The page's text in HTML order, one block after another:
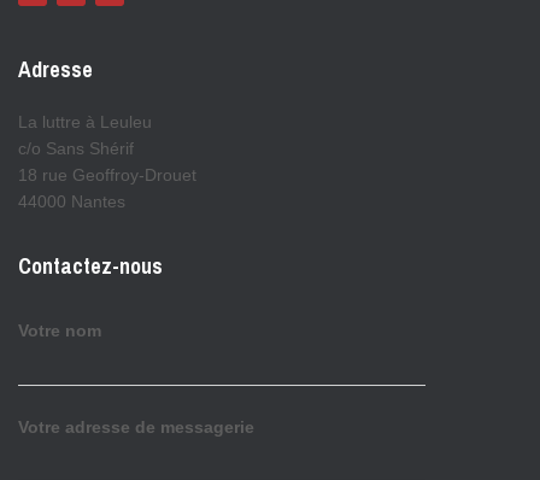
Adresse
La luttre à Leuleu
c/o Sans Shérif
18 rue Geoffroy-Drouet
44000 Nantes
Contactez-nous
Votre nom
Votre adresse de messagerie